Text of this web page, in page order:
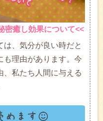
密癒し効果について<<
、気分が良い時だと
も理由があります。今
、私たち人間に与える